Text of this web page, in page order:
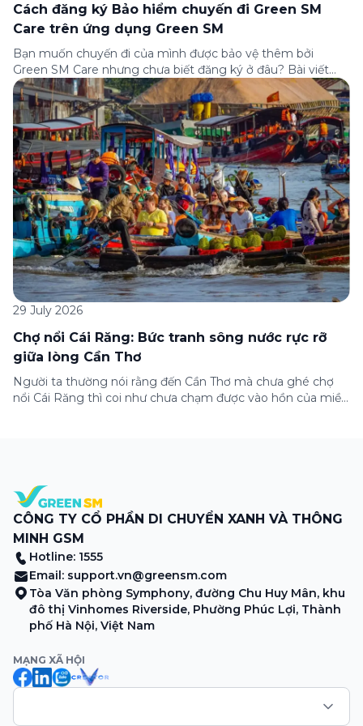
Cách đăng ký Bảo hiểm chuyến đi Green SM
Care trên ứng dụng Green SM
Bạn muốn chuyến đi của mình được bảo vệ thêm bởi
Green SM Care nhưng chưa biết đăng ký ở đâu? Bài viết
dưới đây sẽ hướng dẫn chi tiết cách tham gia (và hủy tham
gia) gói bảo hiểm này ngay trên ứng dụng Green SM, cùng
những lưu ý quan trọng trước khi […]
29 July 2026
Chợ nổi Cái Răng: Bức tranh sông nước rực rỡ
giữa lòng Cần Thơ
Người ta thường nói rằng đến Cần Thơ mà chưa ghé chợ
nổi Cái Răng thì coi như chưa chạm được vào hồn của miền
CÔNG TY CỔ PHẦN DI CHUYỂN XANH VÀ THÔNG
MINH GSM
Hotline: 1555
Email: support.vn@greensm.com
Tòa Văn phòng Symphony, đường Chu Huy Mân, khu
đô thị Vinhomes Riverside, Phường Phúc Lợi, Thành
phố Hà Nội, Việt Nam
MẠNG XÃ HỘI